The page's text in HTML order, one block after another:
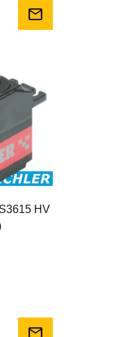
mail
HV